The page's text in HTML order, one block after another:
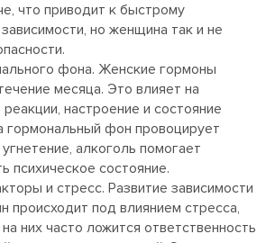
что приводит к быстрому
но женщина так и не
фона. Женские гормоны
месяца. Это влияет на
настроение и состояние
гормональный фон провоцирует
алкоголь помогает
психическое состояние.
и стресс. Развитие зависимости
происходит под влиянием стресса,
них часто ложится ответственность